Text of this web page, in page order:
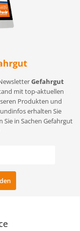
Gefahrgut
mit top-aktuellen
Produkten und
erhalten Sie
Sie in Sachen Gefahrgut